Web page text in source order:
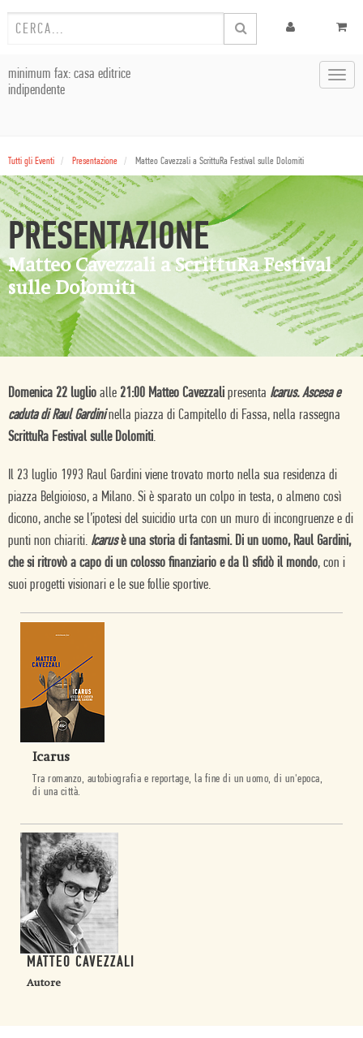
minimum fax: casa editrice
indipendente
Tutti gli Eventi Presentazione Matteo Cavezzali a ScrittuRa Festival sulle Dolomiti
PRESENTAZIONE
Matteo Cavezzali a ScrittuRa Festival
sulle Dolomiti
Domenica 22 luglio alle 21:00 Matteo Cavezzali presenta Icarus. Ascesa e
caduta di Raul Gardininella piazza di Campitello di Fassa, nella rassegna
ScrittuRa Festival sulle Dolomiti.
Il 23 luglio 1993 Raul Gardini viene trovato morto nella sua residenza di
piazza Belgioioso, a Milano. Si è sparato un colpo in testa, o almeno così
dicono, anche se l’ipotesi del suicidio urta con un muro di incongruenze e di
punti non chiariti. Icarusè una storia di fantasmi. Di un uomo, Raul Gardini,
che si ritrovò a capo di un colosso finanziario e da lì sfidò il mondo, con i
suoi progetti visionari e le sue follie sportive.
Icarus
Tra romanzo, autobiografia e reportage, la fine di un uomo, di un'epoca,
di una città.
MATTEO CAVEZZALI
Autore